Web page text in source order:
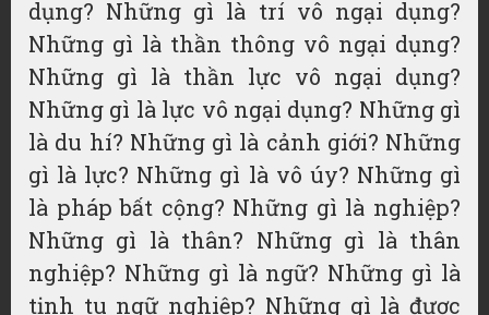
dụng? Những gì là trí vô ngại dụng?
Những gì là thần thông vô ngại dụng?
Những gì là thần lực vô ngại dụng?
Những gì là lực vô ngại dụng? Những gì
là du hí? Những gì là cảnh giới? Những
gì là lực? Những gì là vô úy? Những gì
là pháp bất cộng? Những gì là nghiệp?
Những gì là thân? Những gì là thân
nghiệp? Những gì là ngữ? Những gì là
tịnh tu ngữ nghiệp? Những gì là được